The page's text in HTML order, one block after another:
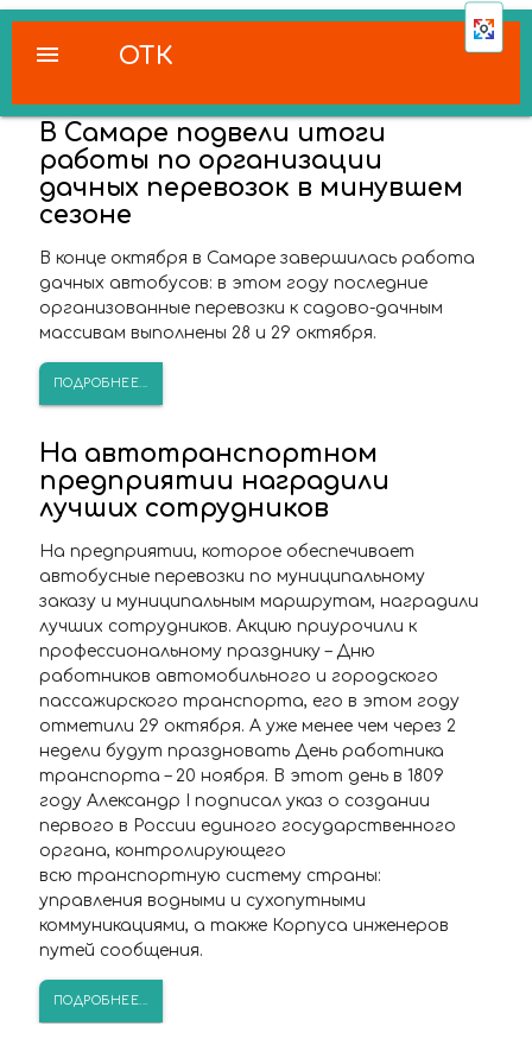
ОТК
menu
В Самаре подвели итоги
работы по организации
дачных перевозок в минувшем
сезоне
В конце октября в Самаре завершилась работа
дачных автобусов: в этом году последние
организованные перевозки к садово-дачным
массивам выполнены 28 и 29 октября.
ПОДРОБНЕЕ...
На автотранспортном
предприятии наградили
лучших сотрудников
На предприятии, которое обеспечивает
автобусные перевозки по муниципальному
заказу и муниципальным маршрутам, наградили
лучших сотрудников. Акцию приурочили к
профессиональному празднику – Дню
работников автомобильного и городского
пассажирского транспорта, его в этом году
отметили 29 октября. А уже менее чем через 2
недели будут праздновать День работника
транспорта – 20 ноября. В этот день в 1809
году Александр I подписал указ о создании
первого в России единого государственного
органа, контролирующего
всю транспортную систему страны:
управления водными и сухопутными
коммуникациями, а также Корпуса инженеров
путей сообщения.
ПОДРОБНЕЕ...